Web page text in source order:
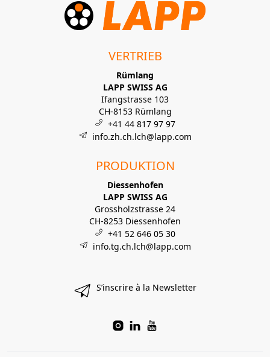
VERTRIEB
Rümlang
LAPP SWISS AG
Ifangstrasse 103
CH-8153 Rümlang
+41 44 817 97 97
info.zh.ch.lch@lapp.com
PRODUKTION
Diessenhofen
LAPP SWISS AG
Grossholzstrasse 24
CH-8253 Diessenhofen
+41 52 646 05 30
info.tg.ch.lch@lapp.com
S’inscrire à la Newsletter